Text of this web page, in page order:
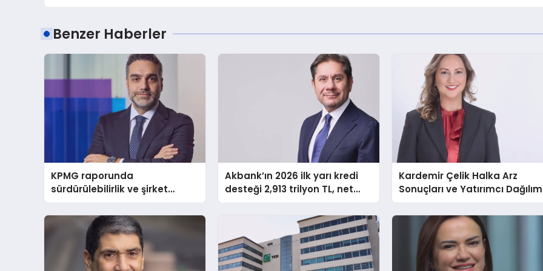
Benzer Haberler
KPMG raporunda
sürdürülebilirlik ve şirket
değerleme açığı
Akbank’ın 2026 ilk yarı kredi
desteği 2,913 trilyon TL, net
kârı 34,333 milyar TL
Kardemir Çelik Halka Arz
Sonuçları ve Yatırımcı